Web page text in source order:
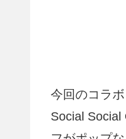
今回のコラ
Social Social